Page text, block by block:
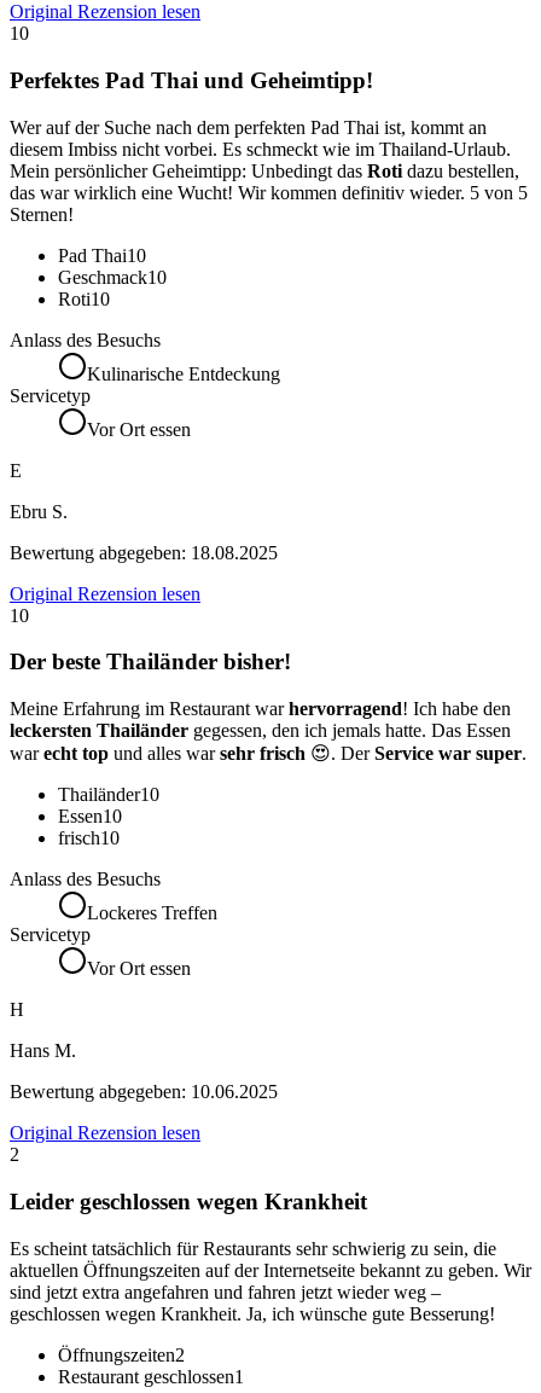
Original Rezension lesen
10
Perfektes Pad Thai und Geheimtipp!
Wer auf der Suche nach dem perfekten Pad Thai ist, kommt an
diesem Imbiss nicht vorbei. Es schmeckt wie im Thailand-Urlaub.
Mein persönlicher Geheimtipp: Unbedingt das Roti dazu bestellen,
das war wirklich eine Wucht! Wir kommen definitiv wieder. 5 von 5
Sternen!
Pad Thai10
Geschmack10
Roti10
Anlass des Besuchs
Kulinarische Entdeckung
Servicetyp
Vor Ort essen
E
Ebru S.
Bewertung abgegeben: 18.08.2025
Original Rezension lesen
10
Der beste Thailänder bisher!
Meine Erfahrung im Restaurant warhervorragend! Ich habe den
leckersten Thailänder gegessen, den ich jemals hatte. Das Essen
warecht top und alles warsehr frisch 😍. DerService war super.
Thailänder10
Essen10
frisch10
Anlass des Besuchs
Lockeres Treffen
Servicetyp
Vor Ort essen
H
Hans M.
Bewertung abgegeben: 10.06.2025
Original Rezension lesen
2
Leider geschlossen wegen Krankheit
Es scheint tatsächlich für Restaurants sehr schwierig zu sein, die
aktuellen Öffnungszeiten auf der Internetseite bekannt zu geben. Wir
sind jetzt extra angefahren und fahren jetzt wieder weg –
geschlossen wegen Krankheit. Ja, ich wünsche gute Besserung!
Öffnungszeiten2
Restaurant geschlossen1